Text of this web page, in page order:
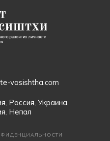
vasishtha.com
Россия, Украина,
Непал